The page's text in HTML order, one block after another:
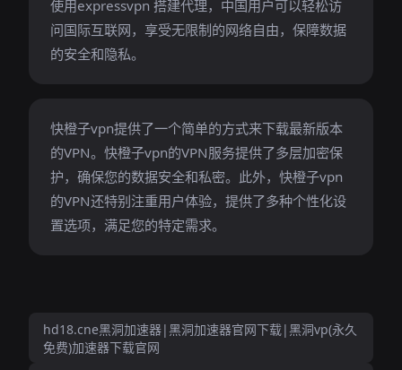
使用expressvpn 搭建代理，中国用户可以轻松访
问国际互联网，享受无限制的网络自由，保障数据
的安全和隐私。
快橙子vpn提供了一个简单的方式来下载最新版本
的VPN。快橙子vpn的VPN服务提供了多层加密保
护，确保您的数据安全和私密。此外，快橙子vpn
的VPN还特别注重用户体验，提供了多种个性化设
置选项，满足您的特定需求。
hd18.cne黑洞加速器|黑洞加速器官网下载|黑洞vp(永久
免费)加速器下载官网